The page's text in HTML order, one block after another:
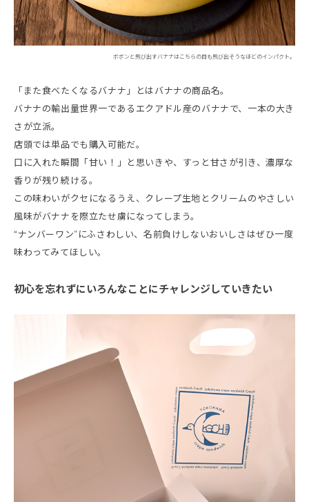
ボボンと飛び出すバナナはこちらの目も飛び出そうなほどのインパクト。
「また食べたくなるバナナ」とはバナナの商品名。
バナナの輸出量世界一であるエクアドル産のバナナで、一本の大き
さが立派。
店頭では単品でも購入可能だ。
口に入れた瞬間「甘い！」と思いきや、すっと甘さが引き、濃厚な
香りが残り続ける。
この味わいがクセになるうえ、クレープ生地とクリームのやさしい
風味がバナナを際立たせ虜になってしまう。
“ナンバーワン”にふさわしい、名前負けしないおいしさはぜひ一度
味わってみてほしい。
初心を忘れずにいろんなことにチャレンジしていきたい